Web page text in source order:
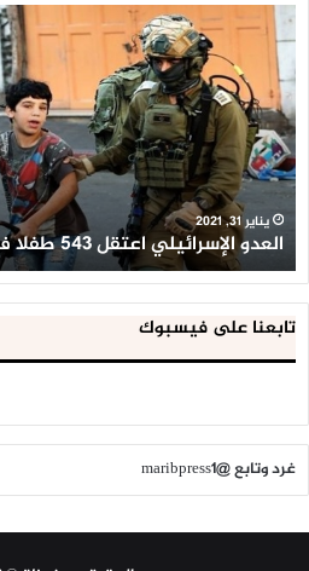
العدو
الإسرائيلي
اعتقل
543
طفلا
فلسطينيا
خلال
2020
يناير 31, 2021
العدو الإسرائيلي اعتقل 543 طفلا فلسطينيا خلال 2020
تابعنا على فيسبوك
غرد وتابع @maribpress1